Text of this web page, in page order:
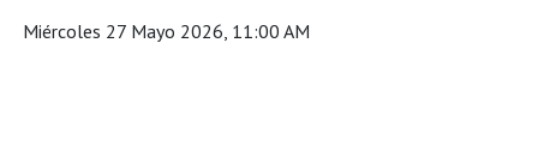
Miércoles 27 Mayo 2026, 11:00 AM